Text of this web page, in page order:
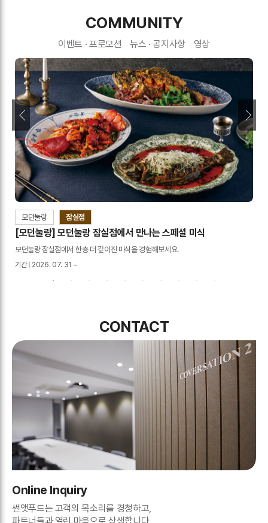
COMMUNITY
이벤트 · 프로모션 뉴스 · 공지사항 영상
모던눌랑 잠실점
[모던눌랑] 모던눌랑 잠실점에서 만나는 스페셜 미식
모던눌랑 잠실점에서 한층 더 깊어진 미식을 경험해보세요.
기간 | 2026. 07. 31 ~
CONTACT
Online Inquiry
썬앳푸드는 고객의 목소리를 경청하고,